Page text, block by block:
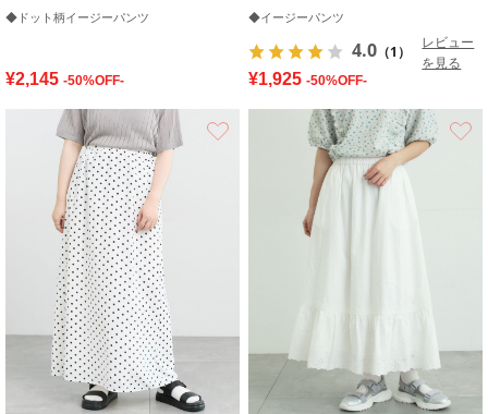
◆ドット柄イージーパンツ
¥2,145 -50%OFF-
◆イージーパンツ
4.0 （1）
レビュー
を見る
¥1,925 -50%OFF-